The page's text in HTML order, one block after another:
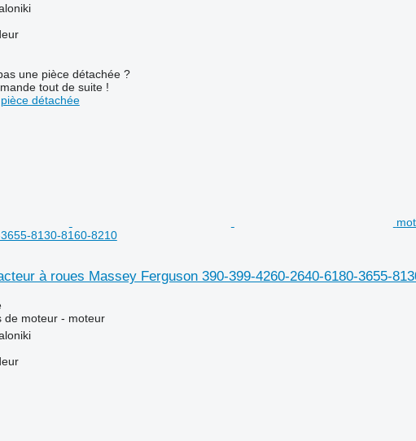
une pièce détachée ?
tout de suite !
détachée
8130-8160-8210
à roues Massey Ferguson 390-399-4260-2640-6180-3655-
de moteur - moteur